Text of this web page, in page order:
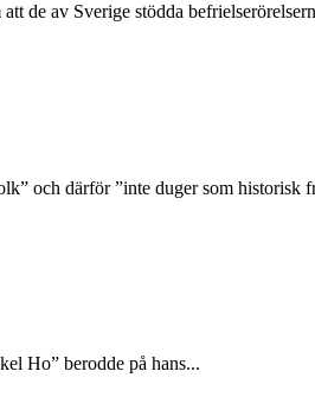
de av Sverige stödda
och därför ”inte duger som historisk
Ho” berodde på hans...